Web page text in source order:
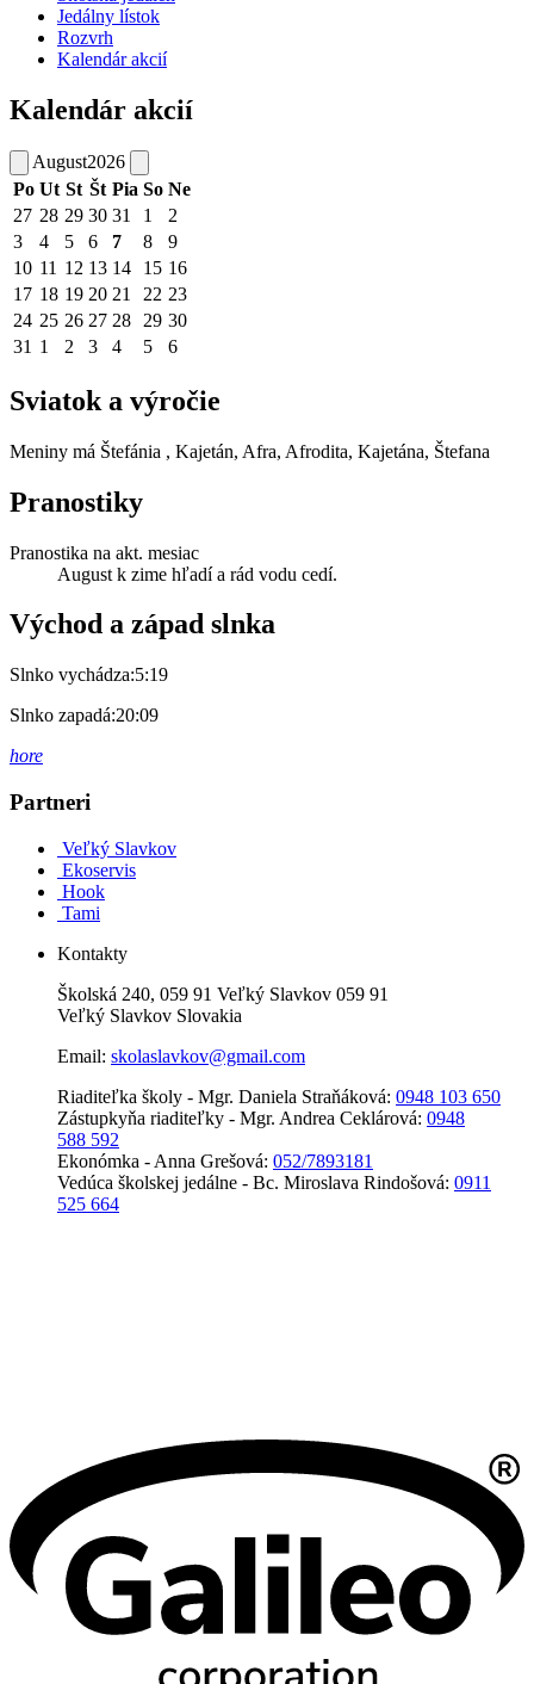
Jedálny lístok
Rozvrh
Kalendár akcií
Kalendár akcií
August2026
Po Ut St Št Pia So Ne
27 28 29 30 31 1
2
3
4 5 6 7 8
9
10 11 12 13 14 15 16
17 18 19 20 21 22 23
24 25 26 27 28 29 30
31 1 2 3 4 5 6
Sviatok a výročie
Meniny má Štefánia , Kajetán, Afra, Afrodita, Kajetána, Štefana
Pranostiky
Pranostika na akt. mesiac
August k zime hľadí a rád vodu cedí.
Východ a západ slnka
Slnko vychádza:5:19
Slnko zapadá:20:09
hore
Partneri
Veľký Slavkov
Ekoservis
Hook
Tami
Kontakty
Školská 240, 059 91 Veľký Slavkov 059 91
Veľký Slavkov Slovakia
Email: skolaslavkov@gmail.com
Riaditeľka školy - Mgr. Daniela Straňáková: 0948 103 650
Zástupkyňa riaditeľky - Mgr. Andrea Ceklárová: 0948
588 592
Ekonómka - Anna Grešová: 052/7893181
Vedúca školskej jedálne - Bc. Miroslava Rindošová: 0911
525 664